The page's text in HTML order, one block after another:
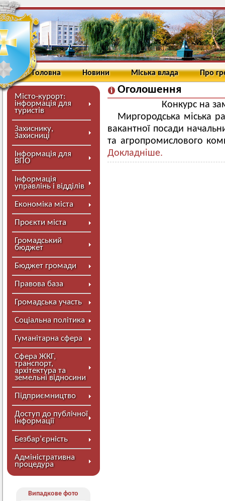
Головна Новини Міська влада Про
Місто-курорт:
інформація для
туристів
Захиснику,
Захисниці
Інформація для
ВПО
Інформація
управлінь і відділів
Економіка міста
Проєкти міста
Громадський
бюджет
Бюджет громади
Правова база
Громадська участь
Соціальна політика
Гуманітарна сфера
Сфера ЖКГ,
транспорт,
архітектура та
земельні відносини
Підприємництво
Доступ до публічної
інформації
Безбар’єрність
Адміністративна
процедура
Випадкове фото
Оголошення
Конкурс на
Миргородська міська
вакантної посади
та агропромислового
Докладніше.